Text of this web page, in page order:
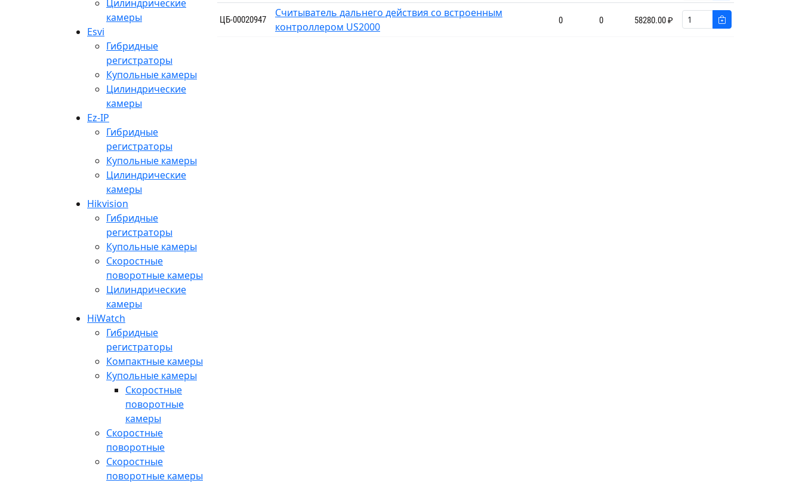
Цилиндрические
камеры
Esvi
Гибридные
регистраторы
Купольные камеры
Цилиндрические
камеры
Ez-IP
Гибридные
регистраторы
Купольные камеры
Цилиндрические
камеры
Hikvision
Гибридные
регистраторы
Купольные камеры
Скоростные
поворотные камеры
Цилиндрические
камеры
HiWatch
Гибридные
регистраторы
Компактные камеры
Купольные камеры
Скоростные
поворотные
камеры
Скоростные
поворотные
Скоростные
поворотные камеры
ЦБ-00020947
Считыватель дальнего действия со встроенным
контроллером US2000
0 0 58280.00 ₽